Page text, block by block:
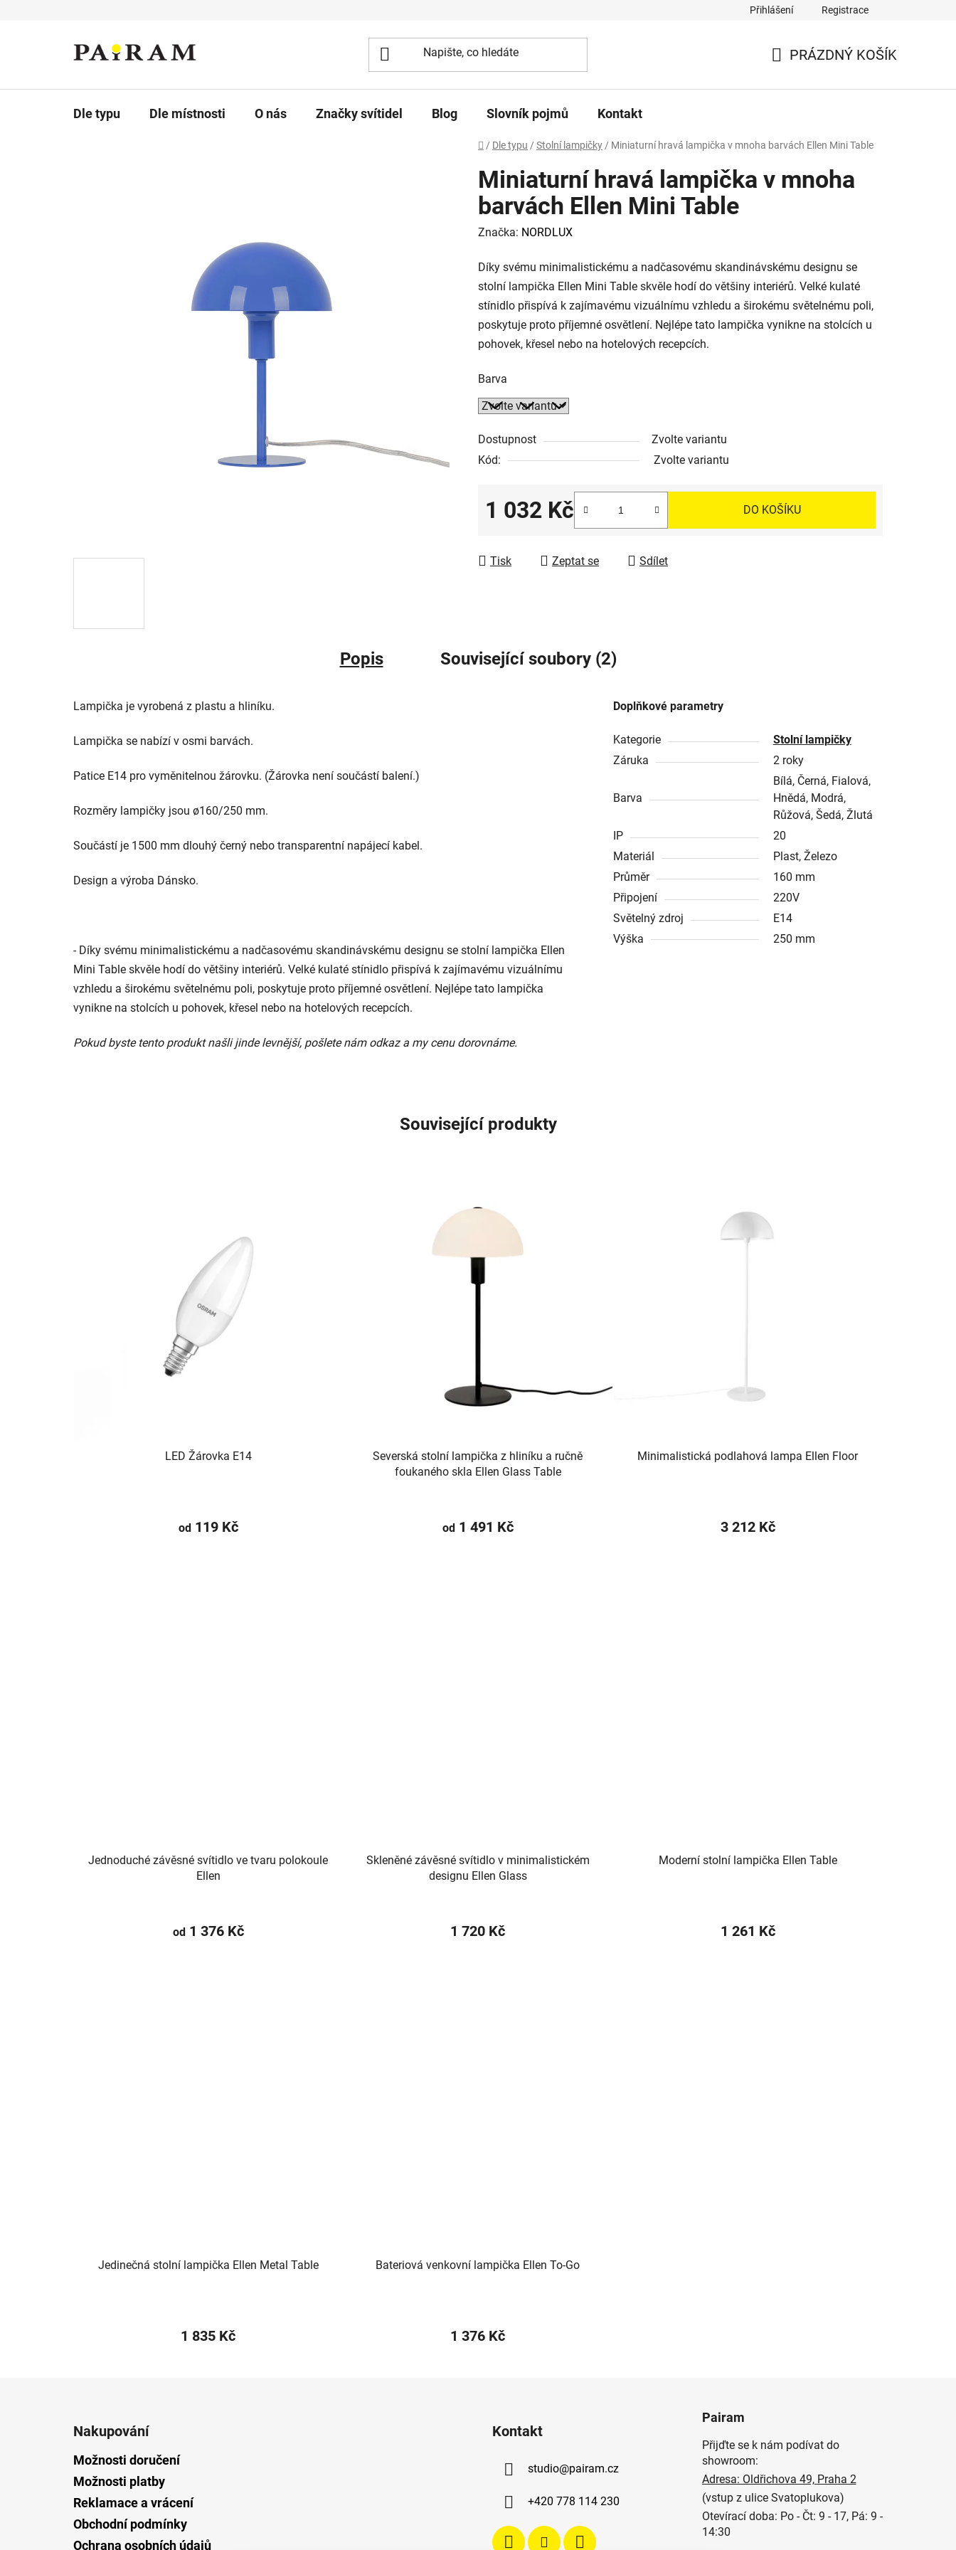
Přihlášení Registrace
PRÁZDNÝ KOŠÍK
Dle typu Dle místnosti O nás Značky svítidel Blog Slovník pojmů Kontakt
Domů
/ Dle typu / Stolní lampičky / Miniaturní hravá lampička v mnoha barvách Ellen Mini Table
Miniaturní hravá lampička v mnoha
barvách Ellen Mini Table
Značka: NORDLUX
Díky svému minimalistickému a nadčasovému skandinávskému designu se
stolní lampička Ellen Mini Table skvěle hodí do většiny interiérů. Velké kulaté
stínidlo přispívá k zajímavému vizuálnímu vzhledu a širokému světelnému poli,
poskytuje proto příjemné osvětlení. Nejlépe tato lampička vynikne na stolcích u
pohovek, křesel nebo na hotelových recepcích.
Barva
Dostupnost
Zvolte variantu
Kód:
Zvolte variantu
1 032 Kč DO KOŠÍKU
Tisk Zeptat se Sdílet
Popis Související soubory (2)
Lampička je vyrobená z plastu a hliníku.
Lampička se nabízí v osmi barvách.
Patice E14 pro vyměnitelnou žárovku. (Žárovka není součástí balení.)
Rozměry lampičky jsou ø160/250 mm.
Součástí je 1500 mm dlouhý černý nebo transparentní napájecí kabel.
Design a výroba Dánsko.
- Díky svému minimalistickému a nadčasovému skandinávskému designu se stolní lampička Ellen
Mini Table skvěle hodí do většiny interiérů. Velké kulaté stínidlo přispívá k zajímavému vizuálnímu
vzhledu a širokému světelnému poli, poskytuje proto příjemné osvětlení. Nejlépe tato lampička
vynikne na stolcích u pohovek, křesel nebo na hotelových recepcích.
Pokud byste tento produkt našli jinde levnější, pošlete nám odkaz a my cenu dorovnáme.
Doplňkové parametry
Kategorie
Stolní lampičky
Záruka
2 roky
Barva
Bílá, Černá, Fialová,
Hnědá, Modrá,
Růžová, Šedá, Žlutá
IP
20
Materiál
Plast, Železo
Průměr
160 mm
Připojení
220V
Světelný zdroj
E14
Výška
250 mm
Související produkty
LED Žárovka E14
od119 Kč
Severská stolní lampička z hliníku a ručně
foukaného skla Ellen Glass Table
od1 491 Kč
Minimalistická podlahová lampa Ellen Floor
3 212 Kč
Jednoduché závěsné svítidlo ve tvaru polokoule
Ellen
od1 376 Kč
Skleněné závěsné svítidlo v minimalistickém
designu Ellen Glass
1 720 Kč
Moderní stolní lampička Ellen Table
1 261 Kč
Jedinečná stolní lampička Ellen Metal Table
1 835 Kč
Bateriová venkovní lampička Ellen To-Go
1 376 Kč
Nakupování
Možnosti doručení
Možnosti platby
Reklamace a vrácení
Obchodní podmínky
Ochrana osobních údajů
Kontakt
studio@pairam.cz
+420 778 114 230
Pairam
Přijďte se k nám podívat do
showroom:
Adresa: Oldřichova 49, Praha 2
(vstup z ulice Svatoplukova)
Otevírací doba: Po - Čt: 9 - 17, Pá: 9 -
14:30